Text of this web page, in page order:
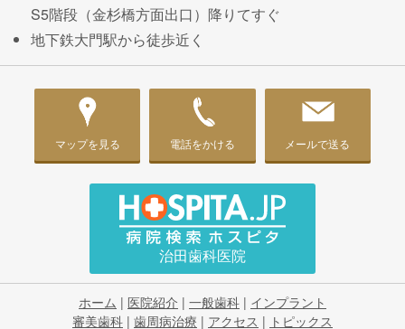
S5階段（金杉橋方面出口）降りてすぐ
地下鉄大門駅から徒歩近く
マップを見る 電話をかける メールで送る
治田歯科医院
ホーム | 医院紹介 | 一般歯科 | インプラント
審美歯科 | 歯周病治療 | アクセス | トピックス